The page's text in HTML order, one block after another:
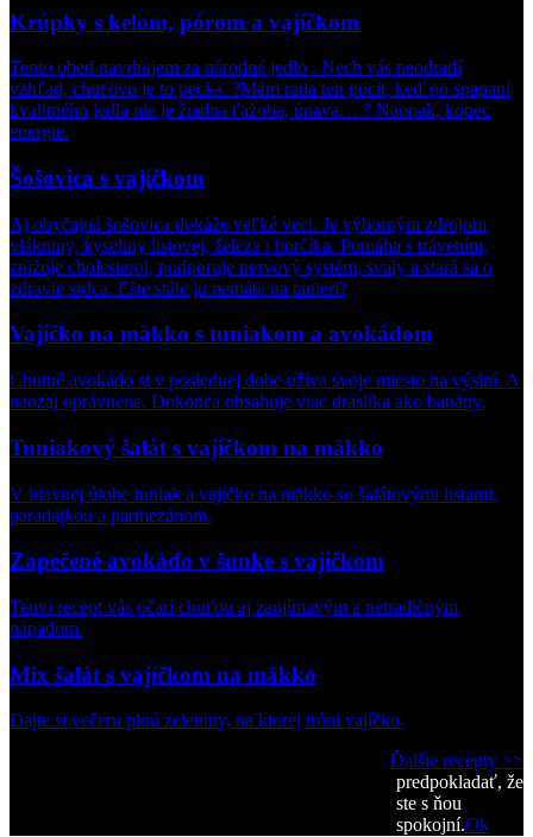
Krúpky s kelom, pórom a vajíčkom
Tento obed navrhujem za národné jedlo . Nech vás neodradí
vzhľad, chuťovo je to pecka. ?Mám rada ten pocit, keď po spapaní
kvalitného jedla nie je žiadna ťažoba, únava… ? Naopak, kopec
energie.
Šošovica s vajíčkom
Aj obyčajná šošovica dokáže veľké veci. Je výborným zdrojom
vlákniny, kyseliny listovej, železa i horčíka. Pomáha s trávením,
znižuje cholesterol, podporuje nervový systém, svaly a stará sa o
zdravie srdca. Ešte stále ju nemáte na tanieri?
Vajíčko na mäkko s tuniakom a avokádom
Chutné avokádo si v poslednej dobe užíva svoje miesto na výslní. A
naozaj oprávnene. Dokonca obsahuje viac draslíka ako banány.
Tuniakový šalát s vajíčkom na mäkko
V hlavnej úlohe tuniak a vajíčko na mäkko so šalátovými listami,
paradajkou a parmezánom.
Zapečené avokádo v šunke s vajíčkom
Tento recept vás očarí chuťou aj zaujímavým a netradičným
nápadom.
Mix šalát s vajíčkom na mäkko
Dajte si večeru plnú zeleniny, na ktorej tróni vajíčko.
Ďalšie recepty >>
predpokladať, že
ste s ňou
spokojní.Ok